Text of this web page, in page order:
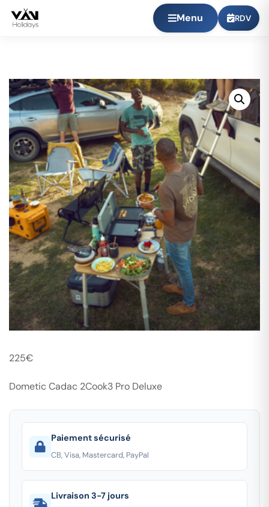
Menu RDV
225€
Dometic Cadac 2Cook3 Pro Deluxe
Paiement sécurisé
CB, Visa, Mastercard, PayPal
Livraison 3-7 jours